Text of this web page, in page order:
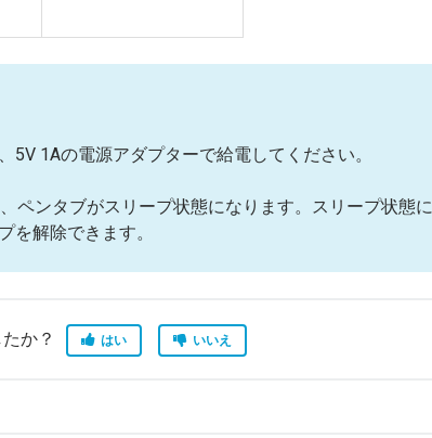
5V 1Aの電源アダプターで給電してください。
ペンタブがスリープ状態になります。スリープ状態
を解除できます。
か？ はい いいえ